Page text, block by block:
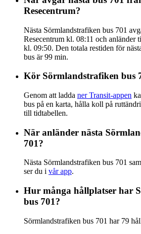
Resecentrum?
Nästa Sörmlandstrafiken bus 701
Resecentrum kl. 08:11 och anländer
kl. 09:50. Den totala restiden för
bus är 99 min.
Kör Sörmlandstrafiken bus
Genom att ladda ner Transit-appen
bus på en karta, hålla koll på
till tidtabellen.
När anländer nästa
701?
Nästa Sörmlandstrafiken bus 701
ser du i vår app.
Hur många hållplatser har
bus 701?
Sörmlandstrafiken bus 701 har 79